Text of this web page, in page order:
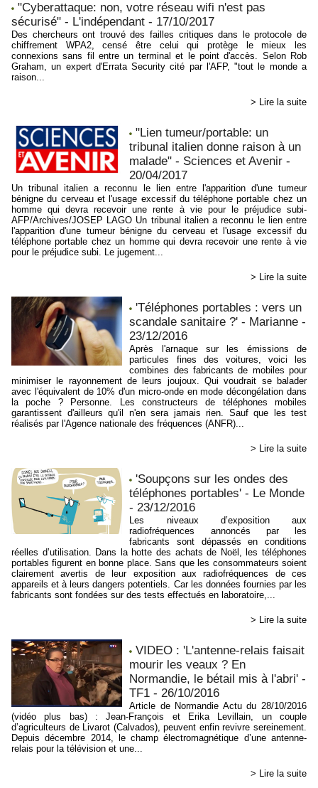
"Cyberattaque: non, votre réseau wifi n'est pas
sécurisé" - L'indépendant - 17/10/2017
Des chercheurs ont trouvé des failles critiques dans le protocole de
chiffrement WPA2, censé être celui qui protège le mieux les
connexions sans fil entre un terminal et le point d'accès. Selon Rob
Graham, un expert d'Errata Security cité par l'AFP, "tout le monde a
raison...
> Lire la suite
"Lien tumeur/portable: un
tribunal italien donne raison à un
malade" - Sciences et Avenir -
20/04/2017
Un tribunal italien a reconnu le lien entre l'apparition d'une tumeur
bénigne du cerveau et l'usage excessif du téléphone portable chez un
homme qui devra recevoir une rente à vie pour le préjudice subi-
AFP/Archives/JOSEP LAGO Un tribunal italien a reconnu le lien entre
l'apparition d'une tumeur bénigne du cerveau et l'usage excessif du
téléphone portable chez un homme qui devra recevoir une rente à vie
pour le préjudice subi. Le jugement...
> Lire la suite
'Téléphones portables : vers un
scandale sanitaire ?' - Marianne -
23/12/2016
Après l'arnaque sur les émissions de
particules fines des voitures, voici les
combines des fabricants de mobiles pour
minimiser le rayonnement de leurs joujoux. Qui voudrait se balader
avec l'équivalent de 10% d'un micro-onde en mode décongélation dans
la poche ? Personne. Les constructeurs de téléphones mobiles
garantissent d'ailleurs qu'il n'en sera jamais rien. Sauf que les test
réalisés par l'Agence nationale des fréquences (ANFR)...
> Lire la suite
'Soupçons sur les ondes des
téléphones portables' - Le Monde
- 23/12/2016
Les niveaux d’exposition aux
radiofréquences annoncés par les
fabricants sont dépassés en conditions
réelles d’utilisation. Dans la hotte des achats de Noël, les téléphones
portables figurent en bonne place. Sans que les consommateurs soient
clairement avertis de leur exposition aux radiofréquences de ces
appareils et à leurs dangers potentiels. Car les données fournies par les
fabricants sont fondées sur des tests effectués en laboratoire,...
> Lire la suite
VIDEO : 'L'antenne-relais faisait
mourir les veaux ? En
Normandie, le bétail mis à l'abri' -
TF1 - 26/10/2016
Article de Normandie Actu du 28/10/2016
(vidéo plus bas) : Jean-François et Erika Levillain, un couple
d’agriculteurs de Livarot (Calvados), peuvent enfin revivre sereinement.
Depuis décembre 2014, le champ électromagnétique d’une antenne-
relais pour la télévision et une...
> Lire la suite